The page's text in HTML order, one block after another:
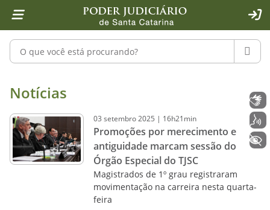
1 Ir para o conteúdo
2 Ir para a ferramenta de acessibilidade - Rybená
4 Ir para o menu principal
5 Ir para a pesquisa
6 Ir para o rodapé
7 Ir para a página inicial
Pesquisar no portal
Notícias - Imprensa - Poder
Notícias
03 setembro2025 | 16h21min
Promoções por merecimento e
antiguidade marcam sessão do
Órgão Especial do TJSC
Magistrados de 1º grau registraram
movimentação na carreira nesta quarta-
feira
+ Acessibilidade